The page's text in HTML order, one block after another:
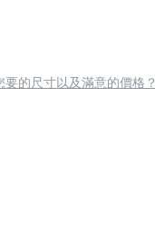
要的尺寸以及滿意的價格？